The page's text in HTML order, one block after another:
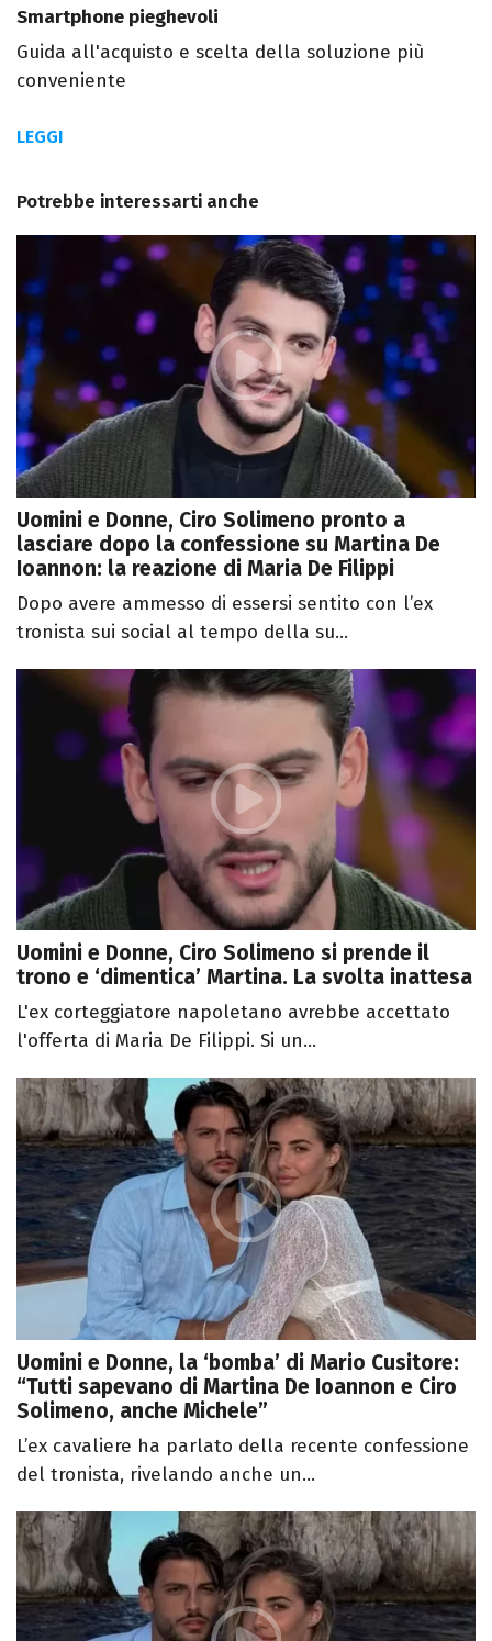
Smartphone pieghevoli
Guida all'acquisto e scelta della soluzione più
conveniente
LEGGI
Potrebbe interessarti anche
Uomini e Donne, Ciro Solimeno pronto a
lasciare dopo la confessione su Martina De
Ioannon: la reazione di Maria De Filippi
Dopo avere ammesso di essersi sentito con l’ex
tronista sui social al tempo della su...
Uomini e Donne, Ciro Solimeno si prende il
trono e ‘dimentica’ Martina. La svolta inattesa
L'ex corteggiatore napoletano avrebbe accettato
l'offerta di Maria De Filippi. Si un...
Uomini e Donne, la ‘bomba’ di Mario Cusitore:
“Tutti sapevano di Martina De Ioannon e Ciro
Solimeno, anche Michele”
L’ex cavaliere ha parlato della recente confessione
del tronista, rivelando anche un...